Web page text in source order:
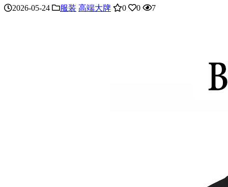
2026-05-24 服装 高端大牌 0 0 7